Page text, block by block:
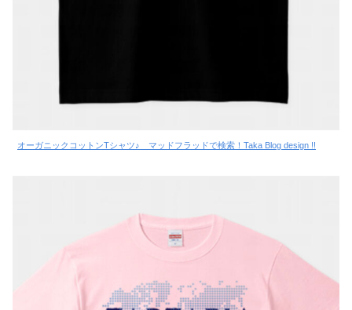
オーガニックコットンTシャツ♪ マッドフラッドで検索！Taka Blog design !!